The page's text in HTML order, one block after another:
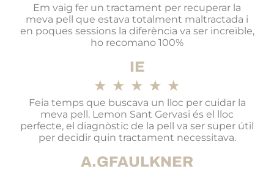
Em vaig fer un tractament per recuperar la
meva pell que estava totalment maltractada i
en poques sessions la diferència va ser increïble,
ho recomano 100%
IE
★ ★ ★ ★ ★
Feia temps que buscava un lloc per cuidar la
meva pell. Lemon Sant Gervasi és el lloc
perfecte, el diagnòstic de la pell va ser super útil
per decidir quin tractament necessitava.
A.GFAULKNER